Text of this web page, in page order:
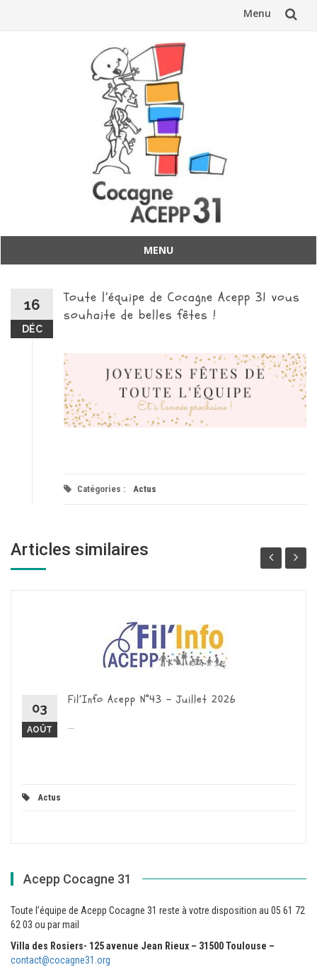
Menu
MENU
contenu16
DÉC
Toute l’équipe de Cocagne Acepp 31 vous
souhaite de belles fêtes !
Catégories : Actus
Articles similaires
03
AOÛT
Fil’Info Acepp N°43 – Juillet 2026
Actus
Acepp Cocagne 31
Toute l’équipe de Acepp Cocagne 31 reste à votre disposition au 05 61 72
62 03 ou par mail
Villa des Rosiers- 125 avenue Jean Rieux – 31500 Toulouse –
contact@cocagne31.org